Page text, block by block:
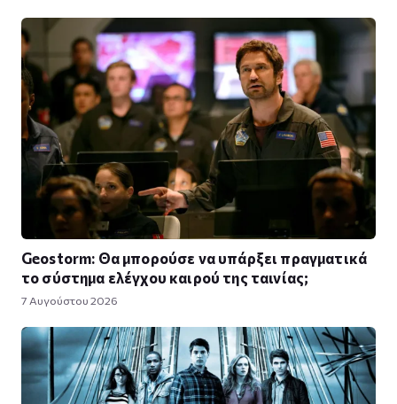
Geostorm: Θα μπορούσε να υπάρξει πραγματικά
το σύστημα ελέγχου καιρού της ταινίας;
7 Αυγούστου 2026